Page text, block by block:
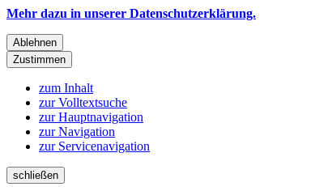
Mehr dazu in unserer Datenschutzerklärung.
Ablehnen
Zustimmen
zum Inhalt
zur Volltextsuche
zur Hauptnavigation
zur Navigation
zur Servicenavigation
schließen